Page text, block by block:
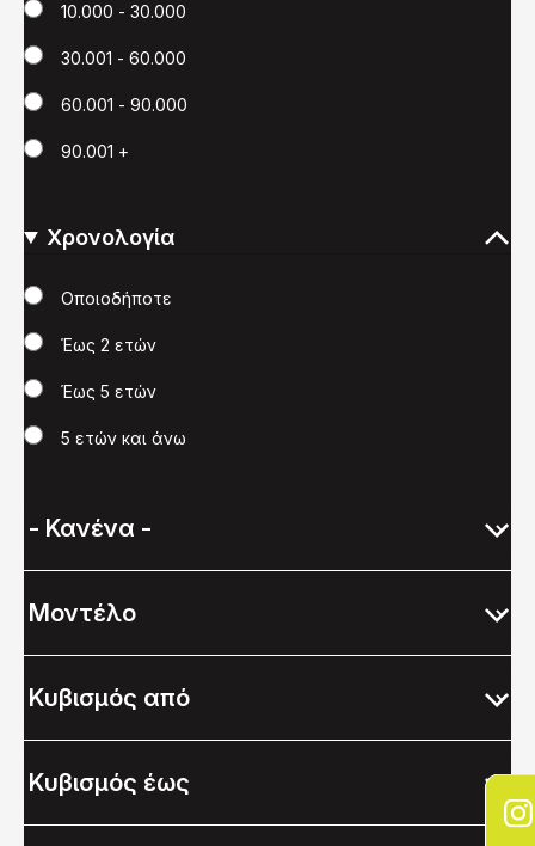
10.000 - 30.000
30.001 - 60.000
60.001 - 90.000
90.001 +
Χρονολογία
Χρονολογία
Οποιοδήποτε
Έως 2 ετών
Έως 5 ετών
5 ετών και άνω